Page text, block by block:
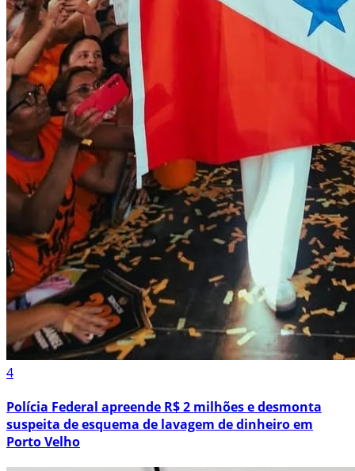
4
Polícia Federal apreende R$ 2 milhões e desmonta
suspeita de esquema de lavagem de dinheiro em
Porto Velho